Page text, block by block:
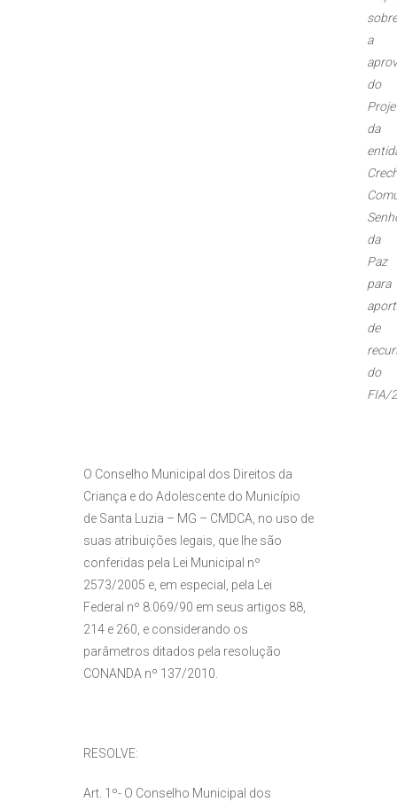
sobre
a
do
da
da
Paz
para
de
do
FIA/
O Conselho Municipal dos Direitos da
Criança e do Adolescente do Município
de Santa Luzia – MG – CMDCA, no uso de
suas atribuições legais, que lhe são
conferidas pela Lei Municipal nº
2573/2005 e, em especial, pela Lei
Federal nº 8.069/90 em seus artigos 88,
214 e 260, e considerando os
parâmetros ditados pela resolução
CONANDA nº 137/2010.
RESOLVE:
Art. 1º- O Conselho Municipal dos